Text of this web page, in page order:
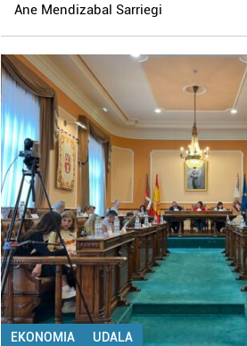
Ane Mendizabal Sarriegi
EKONOMIA UDALA